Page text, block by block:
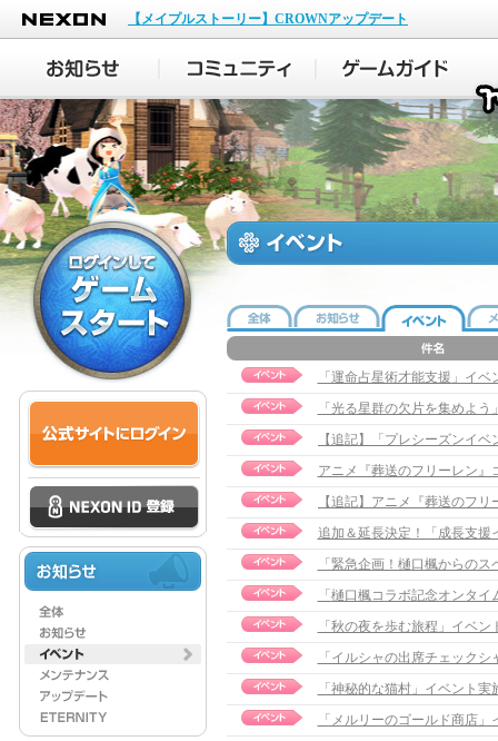
NEXON
【メイプルストーリー】CROWNアップデート
「運命占星術才能支援」イ
「光る星群の欠片を集めよ
アニメ『葬送のフリーレン
追加＆延長決定！「成長支援
「緊急企画！樋口楓からの
「樋口楓コラボ記念オンタ
「秋の夜を歩む旅程」イベ
「イルシャの出席チェック
「神秘的な猫村」イベント実
「メルリーのゴールド商店